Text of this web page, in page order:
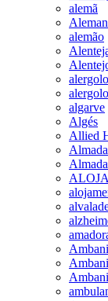
alemã
alemão
algarve
Algés
Allied
Almada